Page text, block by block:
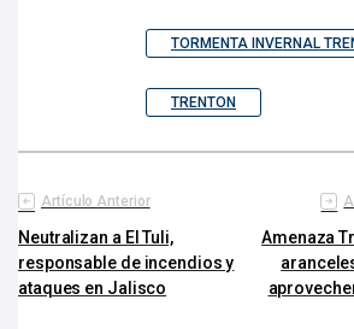
TORMENTA INVERNAL
TRENTON
Artículo Anterior
Neutralizan a El Tuli,
responsable de incendios y
ataques en Jalisco
Amenaza